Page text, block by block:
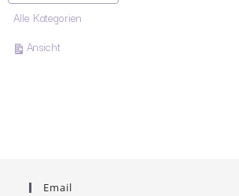
Alle Kategorien
Ansichtausdrucken
Email